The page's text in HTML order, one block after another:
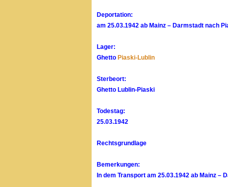
Deportation:
am 25.03.1942 ab Mainz – Darmstadt nach
Lager:
Ghetto Piaski-Lublin
Sterbeort:
Ghetto Lublin-Piaski
Todestag:
25.03.1942
Rechtsgrundlage
Bemerkungen:
In dem Transport am 25.03.1942 ab Mainz